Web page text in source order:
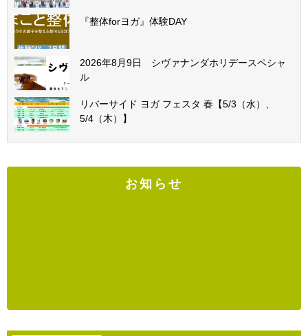
『整体forヨガ』体験DAY
2026年8月9日 シヴァナンダホリデースペシャ
ル
リバーサイド ヨガ フェスタ 春【5/3（水）、
5/4（木）】
お知らせ